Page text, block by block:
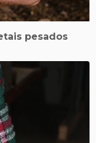
pesados